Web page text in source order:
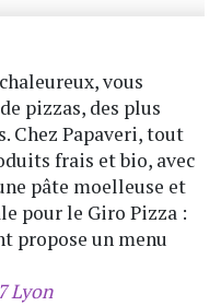
vous
pizzas, des plus
Chez Papaveri, tout
frais et bio, avec
pâte moelleuse et
pour le Giro Pizza :
propose un menu
Lyon